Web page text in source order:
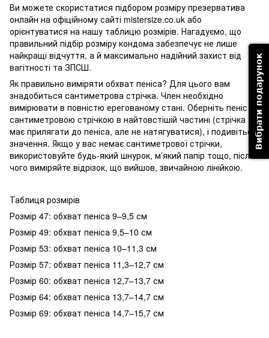
Ви можете скористатися підбором розміру презерватива
онлайн на офіційному сайті mistersize.co.uk або
орієнтуватися на нашу таблицю розмірів. Нагадуємо, що
правильний підбір розміру кондома забезпечує не лише
найкращі відчуття, а й максимально надійний захист від
вагітності та ЗПСШ.
Як правильно виміряти обхват пеніса? Для цього вам
знадобиться сантиметрова стрічка. Член необхідно
вимірювати в повністю ерегованому стані. Оберніть пеніс
сантиметровою стрічкою в найтовстішій частині (стрічка
має прилягати до пеніса, але не натягуватися), і подивіться
значення. Якщо у вас немає сантиметрової стрічки,
використовуйте будь-який шнурок, м’який папір тощо, після
чого виміряйте відрізок, що вийшов, звичайною лінійкою.
Таблиця розмірів
Розмір 47: обхват пеніса 9–9,5 см
Розмір 49: обхват пеніса 9,5–10 см
Розмір 53: обхват пеніса 10–11,3 см
Розмір 57: обхват пеніса 11,3–12,7 см
Розмір 60: обхват пеніса 12,7–13,7 см
Розмір 64: обхват пеніса 13,7–14,7 см
Розмір 69: обхват пеніса 14,7–15,7 см
Вибрати подарунок